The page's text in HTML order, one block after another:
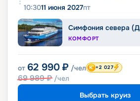
10:3011 июня 2027пт
Симфония севера
КОМФОРТ
от 62 990 ₽ /чел
69 989₽ /чел
+2 027
Выбрать круиз